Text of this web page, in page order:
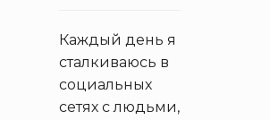
Каждый день я
сталкиваюсь в
социальных
сетях с людьми,